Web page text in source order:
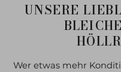
UNSERE
Wer etwas mehr